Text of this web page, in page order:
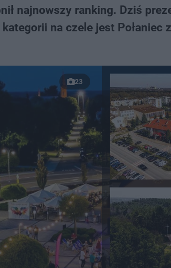
najnowszy ranking. Dziś
na czele jest Połaniec
23